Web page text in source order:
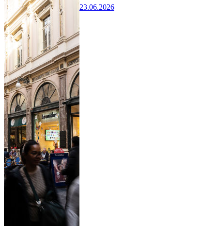
23.06.2026